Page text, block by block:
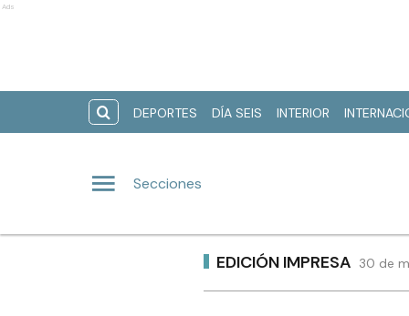
Ads
DEPORTES DÍA SEIS INTERIOR
Secciones
EDICIÓN IMPRESA 30 de